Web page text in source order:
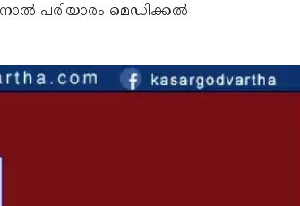
പരിയാരം മെഡിക്കല്‍